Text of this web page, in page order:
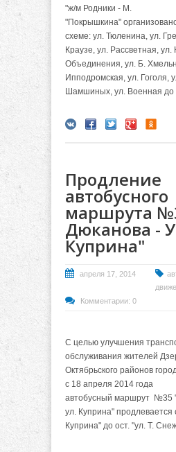
"ж/м Родники - М.
"Покрышкина"
схеме: ул. Тюленина, ул.
Краузе, ул. Рассветная, ул.
Объединения, ул. Б.
Ипподромская, ул. Гоголя,
Шамшиных, ул. Военная до
Продление
автобусного
маршрута
Дюканова -
Куприна"
апреля 17, 2014
Комментарии: 0
С целью улучшения
обслуживания жителей
Октябрьского районов
с 18 апреля 2014 года
автобусный маршрут №35
ул. Куприна" продлевается
Куприна" до ост. "ул. Т.